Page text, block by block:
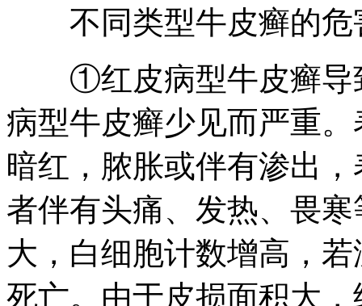
不同类型牛皮癣的危
①红皮病型牛皮癣导
病型牛皮癣少见而严重
暗红，脓胀或伴有渗出
者伴有头痛、发热、畏
大，白细胞计数增高，
死亡。由于皮损面积大